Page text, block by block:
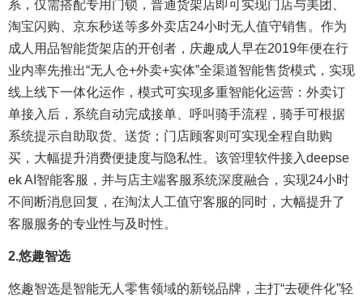
系，仅需搭配专用门锁，普通货架店即可实现门店与美团、
淘宝闪购、京东秒送等多外卖店24小时无人值守销售。作为
成人用品智能货架店的开创者，庆趣成人早在2019年便在行
业内率先推出“无人仓+外卖+实体”全渠道智能售货模式，实现
线上线下一体化运作，模式可实现多重智能化运营：外卖订
单接入后，系统自动完成接单、呼叫骑手流程，骑手可根据
系统提示自助取货、送货；门店顾客则可实现全程自助购
买，大幅提升消费便捷度与隐私性。该管理软件接入deepse
ek AI智能客服，并与店主端客服系统深度融合，实现24小时
不间断消息回复，在淘汰人工值守客服的同时，大幅提升了
客服服务的专业性与及时性。
2.悠趣智选
悠趣智选是智能无人零售领域的新锐品牌，主打“去硬件化”轻